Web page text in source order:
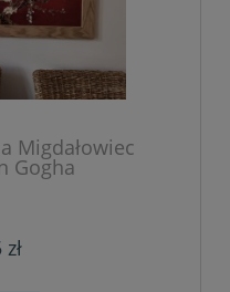
Migdałowiec
Gogha